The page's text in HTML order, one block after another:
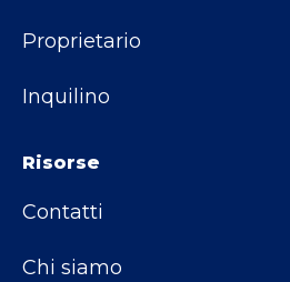
Proprietario
Inquilino
Risorse
Contatti
Chi siamo